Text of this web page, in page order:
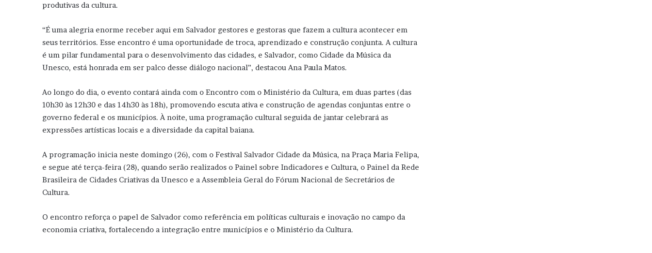
produtivas da cultura.
“É uma alegria enorme receber aqui em Salvador gestores e gestoras que fazem a cultura acontecer em
seus territórios. Esse encontro é uma oportunidade de troca, aprendizado e construção conjunta. A cultura
é um pilar fundamental para o desenvolvimento das cidades, e Salvador, como Cidade da Música da
Unesco, está honrada em ser palco desse diálogo nacional”, destacou Ana Paula Matos.
Ao longo do dia, o evento contará ainda com o Encontro com o Ministério da Cultura, em duas partes (das
10h30 às 12h30 e das 14h30 às 18h), promovendo escuta ativa e construção de agendas conjuntas entre o
governo federal e os municípios. À noite, uma programação cultural seguida de jantar celebrará as
expressões artísticas locais e a diversidade da capital baiana.
A programação inicia neste domingo (26), com o Festival Salvador Cidade da Música, na Praça Maria Felipa,
e segue até terça-feira (28), quando serão realizados o Painel sobre Indicadores e Cultura, o Painel da Rede
Brasileira de Cidades Criativas da Unesco e a Assembleia Geral do Fórum Nacional de Secretários de
Cultura.
O encontro reforça o papel de Salvador como referência em políticas culturais e inovação no campo da
economia criativa, fortalecendo a integração entre municípios e o Ministério da Cultura.